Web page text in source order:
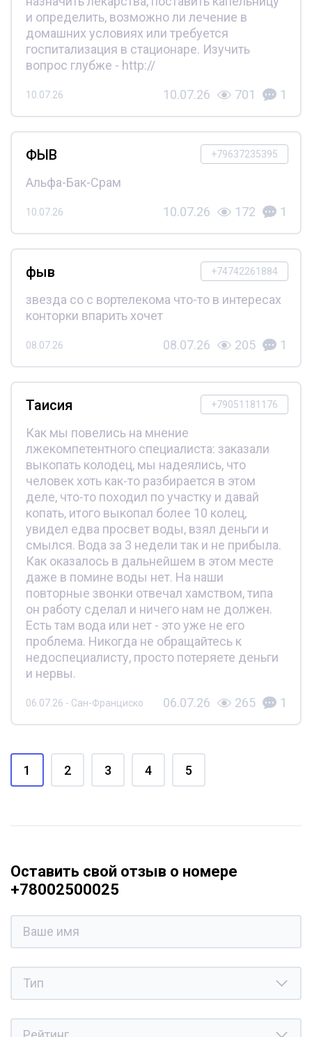
и определить, возможно ли лечение в
домашних условиях или требуется
госпитализация в стационаре. Изучить
вопрос глубже - http://
10.07.26 10.07.26 701 1
+79637235395
ФЫВ
Альфа-Бак-Срам
10.07.26 10.07.26 172 1
+74742261884
фыв
звезда со с вортелекома что-то в интересах
конторки впарить хочет
08.07.26 08.07.26 205 1
+79051181176
Таисия
Как мы повелись на мнение
лжекомпетентного специалиста: заказали
выкопать колодец, мы надеялись, что
человек хоть как-то разбирается в этом
деле, что-то походил по участку и давай
копать, итого выкопал более 10 колец,
увидел едва просвет воды, взял деньги и
смылся. Вода за 3 недели так и не прибыла.
Как оказалось в дальнейшем в этом месте
даже в помине воды нет. На наши
повторные звонки отвечал хамством, типа
он работу сделал и ничего нам не должен.
Есть там вода или нет - это уже не его
проблема. Никогда не обращайтесь к
недоспециалисту, просто потеряете деньги
и нервы.
06.07.26 - Сан-Франциско 06.07.26 265 1
1 2 3 4 5
Оставить свой отзыв о номере
+78002500025